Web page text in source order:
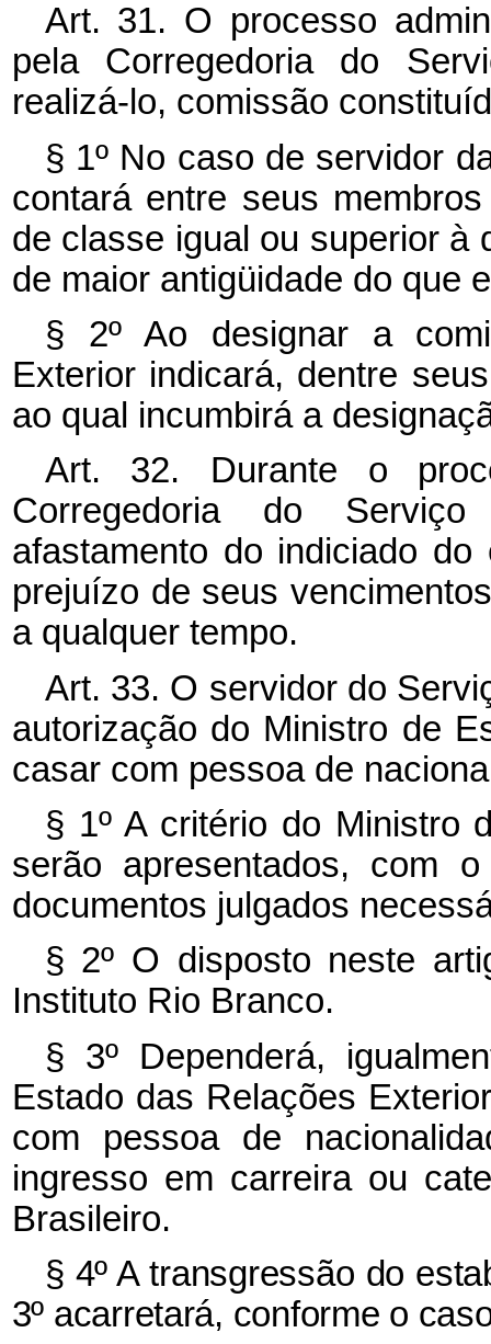
Art. 31. O processo
pela Corregedoria do
realizá-lo, comissão
§ 1º No caso de servidor
contará entre seus
de classe igual ou superior à
de maior antigüidade do que
§ 2º Ao designar a
Exterior indicará, dentre
ao qual incumbirá a
Art. 32. Durante o
Corregedoria do
afastamento do indiciado
prejuízo de seus
a qualquer tempo.
Art. 33. O servidor do
autorização do Ministro de
casar com pessoa de
§ 1º A critério do Ministro
serão apresentados, com
documentos julgados
§ 2º O disposto neste
Instituto Rio Branco.
§ 3º Dependerá,
Estado das Relações
com pessoa de
ingresso em carreira ou
Brasileiro.
§ 4º A transgressão do
3º acarretará, conforme o